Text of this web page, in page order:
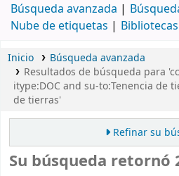
Búsqueda avanzada
Nube de etiquetas
Bibliotecas
Inicio
Búsqueda avanzada
Resultados de búsqueda para
itype:DOC and su-to:Tenencia de
de tierras'
Refinar su
Su búsqueda retornó